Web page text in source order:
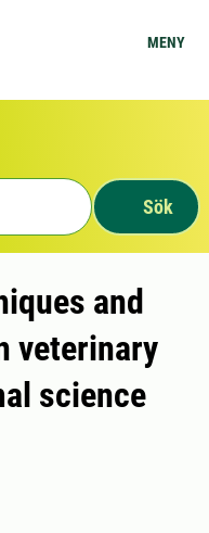
MENY
Sök
and
veterinary
science